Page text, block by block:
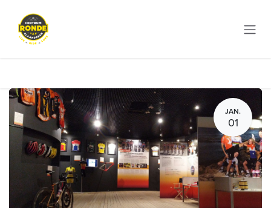
JAN.
01